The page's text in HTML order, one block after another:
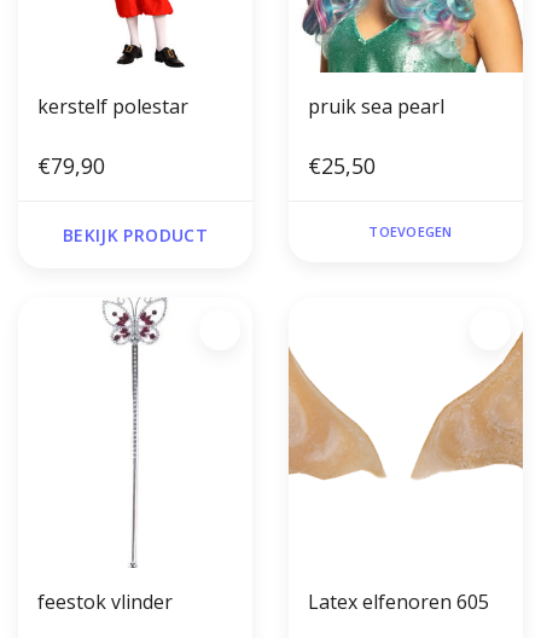
kerstelf polestar
€79,90
BEKIJK PRODUCT
pruik sea pearl
€25,50
TOEVOEGEN
feestok vlinder Latex elfenoren 605